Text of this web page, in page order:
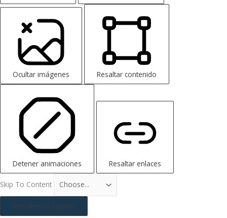
Ocultar imágenes Resaltar contenido
Detener animaciones Resaltar enlaces
Skip To Content
Restablecer ajustes